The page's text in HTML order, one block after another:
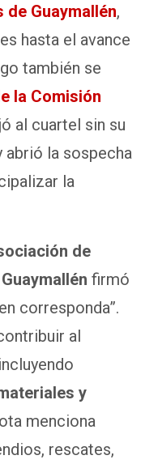
Guaymallén,
hasta el avance
también se
la Comisión
al cuartel sin su
la sospecha
la
de
firmó
corresponda”.
al
y
menciona
rescates,